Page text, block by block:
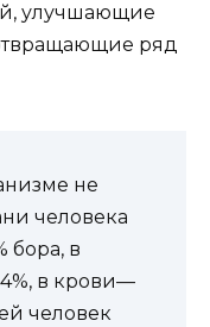
улучшающие
ряд
не
человека
бора, в
4%, в крови—
человек